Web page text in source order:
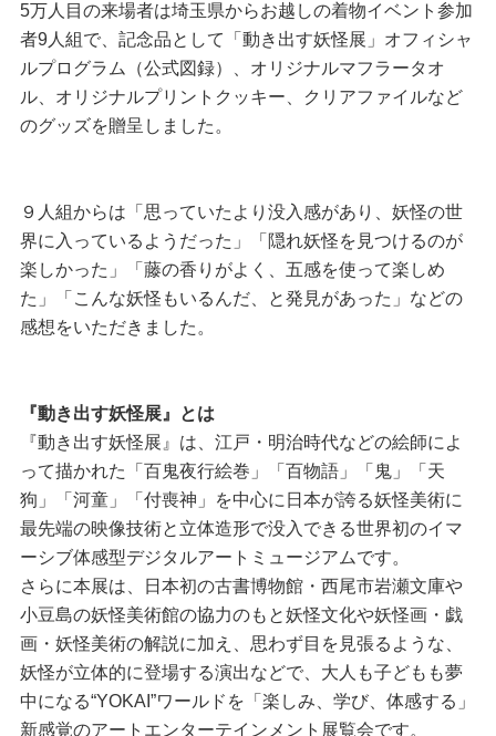
5万人目の来場者は埼玉県からお越しの着物イベント参加
者9人組で、記念品として「動き出す妖怪展」オフィシャ
ルプログラム（公式図録）、オリジナルマフラータオ
ル、オリジナルプリントクッキー、クリアファイルなど
のグッズを贈呈しました。
９人組からは「思っていたより没入感があり、妖怪の世
界に入っているようだった」「隠れ妖怪を見つけるのが
楽しかった」「藤の香りがよく、五感を使って楽しめ
た」「こんな妖怪もいるんだ、と発見があった」などの
感想をいただきました。
『動き出す妖怪展』とは
『動き出す妖怪展』は、江戸・明治時代などの絵師によ
って描かれた「百鬼夜行絵巻」「百物語」「鬼」「天
狗」「河童」「付喪神」を中心に日本が誇る妖怪美術に
最先端の映像技術と立体造形で没入できる世界初のイマ
ーシブ体感型デジタルアートミュージアムです。
さらに本展は、日本初の古書博物館・西尾市岩瀬文庫や
小豆島の妖怪美術館の協力のもと妖怪文化や妖怪画・戯
画・妖怪美術の解説に加え、思わず目を見張るような、
妖怪が立体的に登場する演出などで、大人も子どもも夢
中になる“YOKAI”ワールドを「楽しみ、学び、体感する」
新感覚のアートエンターテインメント展覧会です。